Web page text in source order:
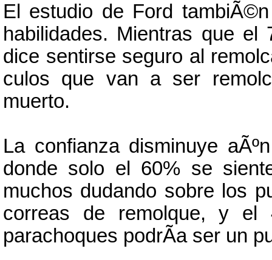
El estudio de Ford
habilidades. Mientras que
dice sentirse seguro al
culos que van a ser
muerto.
La confianza disminuye
donde solo el 60% se
muchos dudando sobre los
correas de remolque, y el
parachoques podrÃ­a ser un